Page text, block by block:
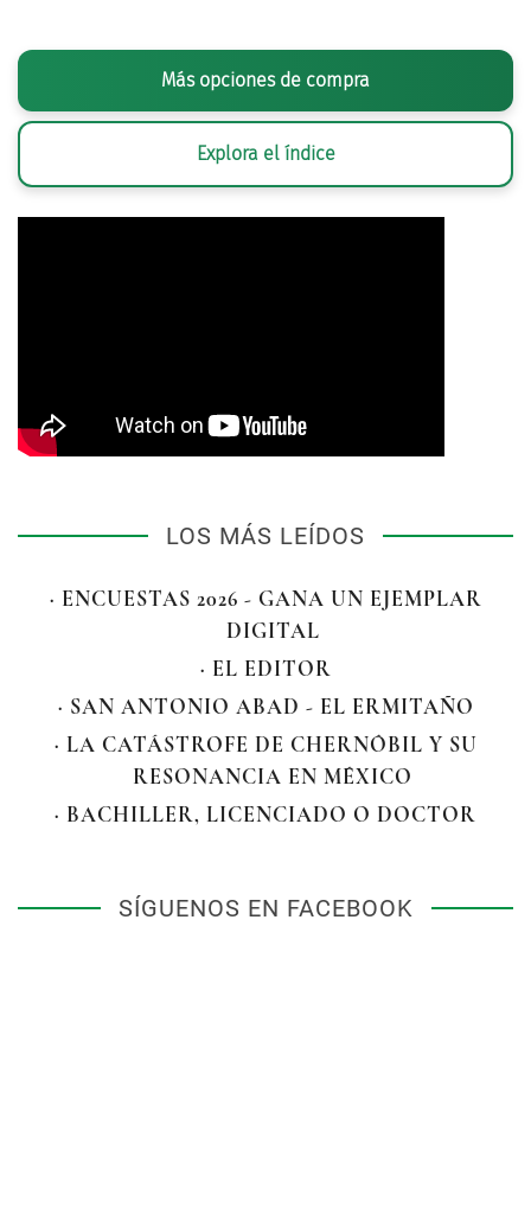
Más opciones de compra
Explora el índice
LOS MÁS LEÍDOS
· ENCUESTAS 2026 - GANA UN EJEMPLAR
DIGITAL
· EL EDITOR
· SAN ANTONIO ABAD - EL ERMITAÑO
· LA CATÁSTROFE DE CHERNÓBIL Y SU
RESONANCIA EN MÉXICO
· BACHILLER, LICENCIADO O DOCTOR
SÍGUENOS EN FACEBOOK